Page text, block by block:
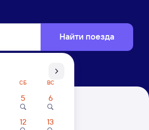
Найти поезда
СБ ВС
5 6
12 13